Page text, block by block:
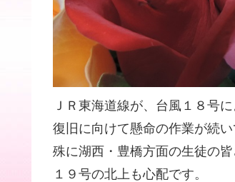
ＪＲ東海道線が、台風１８号
復旧に向けて懸命の作業が続い
殊に湖西・豊橋方面の生徒の
１９号の北上も心配です。